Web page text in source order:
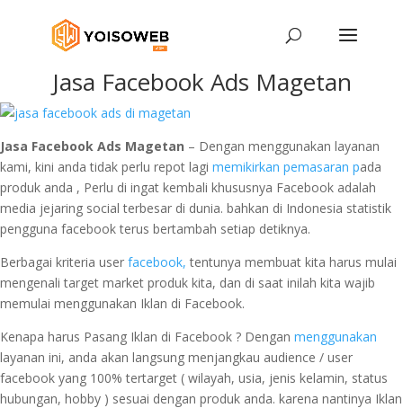
Jasa Facebook Ads Magetan
Jasa Facebook Ads Magetan – Dengan menggunakan layanan
kami, kini anda tidak perlu repot lagi memikirkan pemasaran pada
produk anda , Perlu di ingat kembali khususnya Facebook adalah
media jejaring social terbesar di dunia. bahkan di Indonesia statistik
pengguna facebook terus bertambah setiap detiknya.
Berbagai kriteria user facebook, tentunya membuat kita harus mulai
mengenali target market produk kita, dan di saat inilah kita wajib
memulai menggunakan Iklan di Facebook.
Kenapa harus Pasang Iklan di Facebook ? Dengan menggunakan
layanan ini, anda akan langsung menjangkau audience / user
facebook yang 100% tertarget ( wilayah, usia, jenis kelamin, status
hubungan, hobby ) sesuai dengan produk anda. karena nantinya Iklan